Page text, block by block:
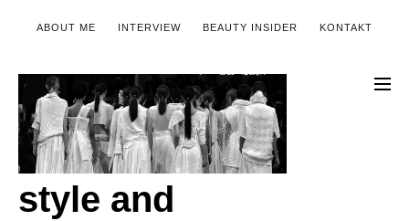
ABOUT ME INTERVIEW BEAUTY INSIDER KONTAKT
style and